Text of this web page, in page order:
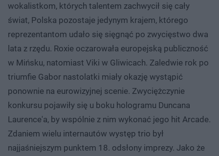
wokalistkom, których talentem zachwycił się cały
świat, Polska pozostaje jedynym krajem, którego
reprezentantom udało się sięgnąć po zwycięstwo dwa
lata z rzędu. Roxie oczarowała europejską publiczność
w Mińsku, natomiast Viki w Gliwicach. Zaledwie rok po
triumfie Gabor nastolatki miały okazję wystąpić
ponownie na eurowizyjnej scenie. Zwyciężczynie
konkursu pojawiły się u boku hologramu Duncana
Laurence'a, by wspólnie z nim wykonać jego hit Arcade.
Zdaniem wielu internautów występ trio był
najjaśniejszym punktem 18. odsłony imprezy. Jako że